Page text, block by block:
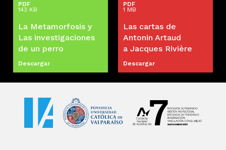
PDF
143 KB
La Metamorfosis y
Las investigaciones
de un perro
Descargar
PDF
1 MB
Las cartas de
Antonin Artaud
a Jacques Rivière
Descargar